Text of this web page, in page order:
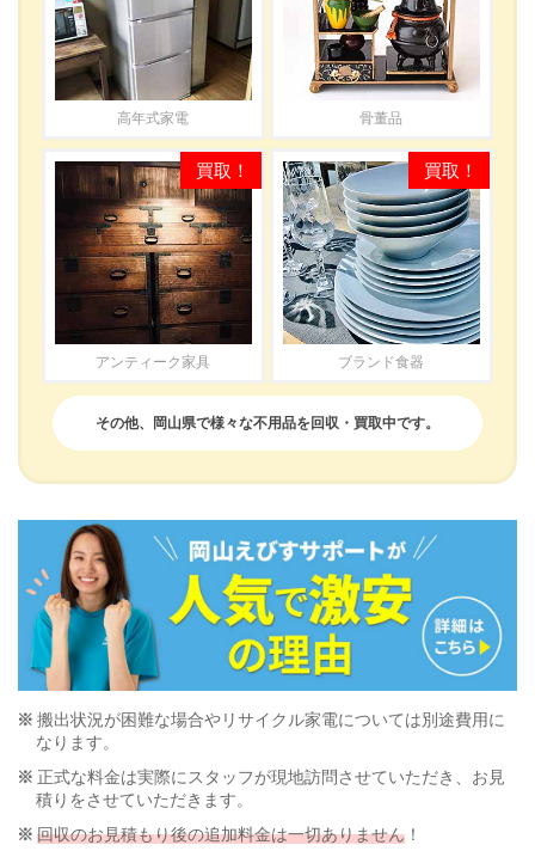
高年式家電 骨董品
アンティーク家具 ブランド食器
その他、岡山県で様々な不用品を回収・買取中です。
搬出状況が困難な場合やリサイクル家電については別途費用に
なります。
正式な料金は実際にスタッフが現地訪問させていただき、お見
積りをさせていただきます。
回収のお見積もり後の追加料金は一切ありません！